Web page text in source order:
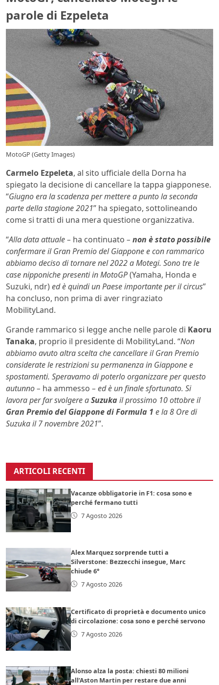
parole di Ezpeleta
MotoGP (Getty Images)
Carmelo Ezpeleta, al sito ufficiale della Dorna ha
spiegato la decisione di cancellare la tappa giapponese.
“Giugno era la scadenza per mettere a punto la seconda
parte della stagione 2021” ha spiegato, sottolineando
come si tratti di una mera questione organizzativa.
“Alla data attuale – ha continuato – non è stato possibile
confermare il Gran Premio del Giappone e con rammarico
abbiamo deciso di tornare nel 2022 a Motegi. Sono tre le
case nipponiche presenti in MotoGP(Yamaha, Honda e
Suzuki, ndr)ed è quindi un Paese importante per il circus”
ha concluso, non prima di aver ringraziato
MobilityLand.
Grande rammarico si legge anche nelle parole di Kaoru
Tanaka, proprio il presidente di MobilityLand. “Non
abbiamo avuto altra scelta che cancellare il Gran Premio
considerate le restrizioni su permanenza in Giappone e
spostamenti. Speravamo di poterlo organizzare per questo
autunno – ha ammesso – ed è un finale sfortunato. Si
lavora per far svolgere aSuzukail prossimo 10 ottobre il
Gran Premio del Giappone di Formula 1 e la 8 Ore di
Suzuka il 7 novembre 2021”.
ARTICOLI RECENTI
Vacanze obbligatorie in F1: cosa sono e
perché fermano tutti
7 Agosto 2026
Alex Marquez sorprende tutti a
Silverstone: Bezzecchi insegue, Marc
chiude 6°
7 Agosto 2026
Certificato di proprietà e documento unico
di circolazione: cosa sono e perché servono
7 Agosto 2026
Alonso alza la posta: chiesti 80 milioni
all’Aston Martin per restare due anni